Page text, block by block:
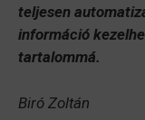
teljesen
információ
tartalommá.
Biró Zoltán